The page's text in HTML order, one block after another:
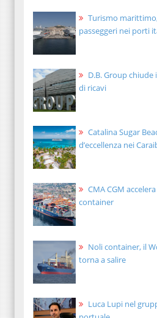
Turismo
passeggeri nei porti
D.B. Group chiude
di ricavi
Catalina Sugar
d’eccellenza nei
CMA CGM
container
Noli container, il
torna a salire
Luca Lupi nel